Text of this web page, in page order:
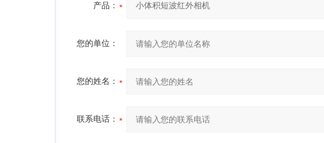
产品：
您的单位：
您的姓名：
联系电话：